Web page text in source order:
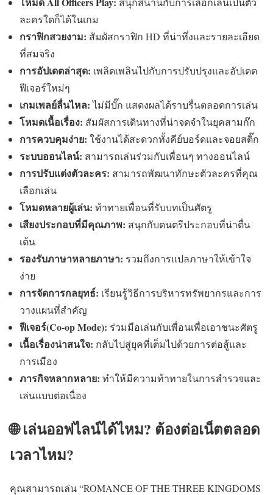
ละครใดก็ได้ในเกม
กราฟิกสวยงาม: สัมผัสกราฟิก HD ที่น่าทึ่งและรายละเอียด
ที่สมจริง
การอัปเดตล่าสุด: เพลิดเพลินไปกับการปรับปรุงและอัปเดต
ฟีเจอร์ใหม่ๆ
เกมเพลย์ลื่นไหล:ไม่มีบั๊ก แสดงผลได้ราบรื่นตลอดการเล่น
โหมดเนื้อเรื่อง: สัมผัสการเดินทางที่น่าจดจำในยุคสามก๊ก
การควบคุมง่าย: ใช้งานได้สะดวกทั้งคีย์บอร์ดและจอยสติ๊ก
ระบบออนไลน์: สามารถเล่นร่วมกับเพื่อนๆ ทางออนไลน์
การปรับแต่งตัวละคร: สามารถพัฒนาทักษะตัวละครที่คุณ
เลือกเล่น
โหมดหลายผู้เล่น: ท้าทายเพื่อนที่รับบทเป็นศัตรู
เสียงประกอบที่มีคุณภาพ: สนุกกับดนตรีประกอบที่น่าตื่น
เต้น
รองรับภาษาหลายภาษา: รวมถึงการแปลภาษาให้เข้าใจ
ง่าย
การจัดการกลยุทธ์: เรียนรู้วิธีการบริหารทรัพยากรและการ
วางแผนที่สำคัญ
ฟีเจอร์(Co-op Mode): ร่วมมือเล่นกับเพื่อนเพื่อเอาชนะศัตรู
เนื้อเรื่องน่าสนใจ: กลับไปสู่ยุคที่เต็มไปด้วยการต่อสู้และ
การเมือง
ภารกิจหลากหลาย: ทำให้มีความท้าทายในการสำรวจและ
เล่นแบบต่อเนื่อง
🌐 เล่นออฟไลน์ได้ไหม? ต้องต่อเน็ตตลอด
เวลาไหม?
คุณสามารถเล่น “ROMANCE OF THE THREE KINGDOMS